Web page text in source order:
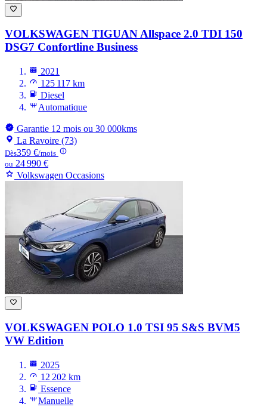
VOLKSWAGEN TIGUANAllspace 2.0 TDI 150
DSG7 Confortline Business
2021
125 117 km
Diesel
Automatique
Garantie 12 mois ou 30 000kms
La Ravoire (73)
Dès359 €/mois
ou 24 990 €
Volkswagen Occasions
VOLKSWAGEN POLO 1.0 TSI 95 S&S BVM5
VW Edition
2025
12 202 km
Essence
Manuelle